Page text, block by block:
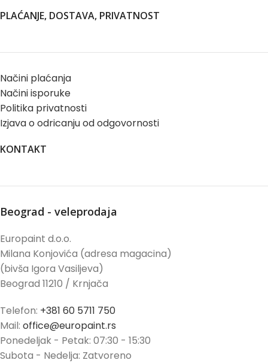
PLAĆANJE, DOSTAVA, PRIVATNOST
Načini plaćanja
Načini isporuke
Politika privatnosti
Izjava o odricanju od odgovornosti
KONTAKT
Beograd - veleprodaja
Europaint d.o.o.
Milana Konjovića (adresa magacina)
(bivša Igora Vasiljeva)
Beograd 11210 / Krnjača
Telefon: +381 60 5711 750
Mail: office@europaint.rs
Ponedeljak - Petak: 07:30 - 15:30
Subota - Nedelja: Zatvoreno